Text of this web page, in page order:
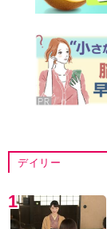
デイリー
1